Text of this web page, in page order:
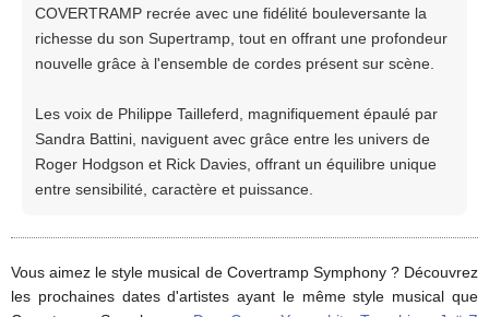
COVERTRAMP recrée avec une fidélité bouleversante la
richesse du son Supertramp, tout en offrant une profondeur
nouvelle grâce à l'ensemble de cordes présent sur scène.
Les voix de Philippe Tailleferd, magnifiquement épaulé par
Sandra Battini, naviguent avec grâce entre les univers de
Roger Hodgson et Rick Davies, offrant un équilibre unique
entre sensibilité, caractère et puissance.
Vous aimez le style musical de Covertramp Symphony ? Découvrez
les prochaines dates d'artistes ayant le même style musical que